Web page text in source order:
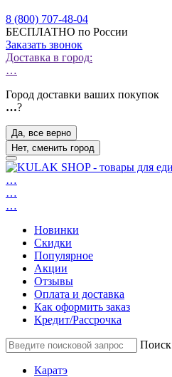
8 (800) 707-48-04
БЕСПЛАТНО по России
Заказать звонок
Доставка в город:
…
Город доставки ваших покупок
…?
Да, все верно
Нет, сменить город
…
…
…
Новинки
Скидки
Популярное
Акции
Отзывы
Оплата и доставка
Как оформить заказ
Кредит/Рассрочка
Поиск
Каратэ